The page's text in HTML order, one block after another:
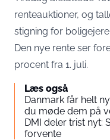
renteauktioner, og
stigning for
Den nye rente ser
procent fra 1. juli.
Læs også
Danmark får helt
du møde dem på
DMI deler trist nyt:
forvente